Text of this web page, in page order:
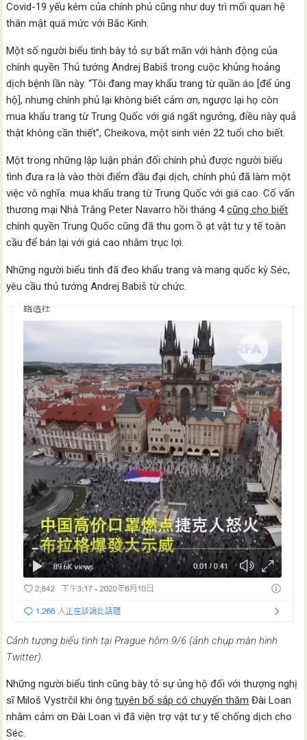
Covid-19 yếu kém của chính phủ cũng như duy trì mối quan hệ
thân mật quá mức với Bắc Kinh.
Một số người biểu tình bày tỏ sự bất mãn với hành động của
chính quyền Thủ tướng Andrej Babiš trong cuộc khủng hoảng
dịch bệnh lần này. “Tôi đang may khẩu trang từ quần áo [để ủng
hộ], nhưng chính phủ lại không biết cảm ơn, ngược lại họ còn
mua khẩu trang từ Trung Quốc với giá ngất ngưởng, điều này quả
thật không cần thiết”, Cheikova, một sinh viên 22 tuổi cho biết.
Một trong những lập luận phản đối chính phủ được người biểu
tình đưa ra là vào thời điểm đầu đại dịch, chính phủ đã làm một
việc vô nghĩa: mua khẩu trang từ Trung Quốc với giá cao. Cố vấn
thương mại Nhà Trắng Peter Navarro hồi tháng 4cũng cho biết
chính quyền Trung Quốc cũng đã thu gom ồ ạt vật tư y tế toàn
cầu để bán lại với giá cao nhằm trục lợi.
Những người biểu tình đã đeo khẩu trang và mang quốc kỳ Séc,
yêu cầu thủ tướng Andrej Babiš từ chức.
Cảnh tượng biểu tình tại Prague hôm 9/6 (ảnh chụp màn hình
Twitter).
Những người biểu tình cũng bày tỏ sự ủng hộ đối với thượng nghị
sĩ Miloš Vystrčil khi ôngtuyên bố sắp có chuyến thăm Đài Loan
nhằm cảm ơn Đài Loan vì đã viện trợ vật tư y tế chống dịch cho
Séc.